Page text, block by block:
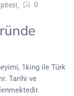
0
1king ile Türk
Tarihi ve